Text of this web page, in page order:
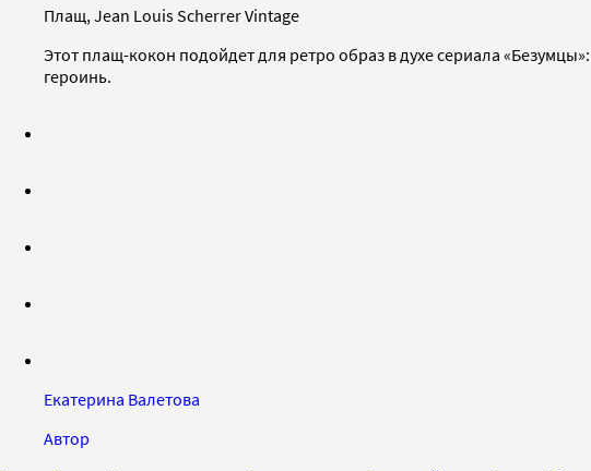
Плащ, Jean Louis Scherrer Vintage
Этот плащ-кокон подойдет для ретро образ в духе сериала
героинь.
Екатерина Валетова
Автор